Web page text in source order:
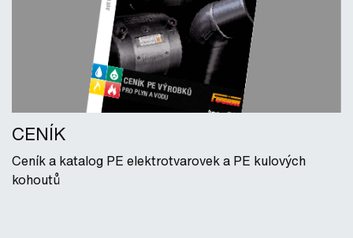
CENÍK
Ceník a katalog PE elektrotvarovek a PE kulových
kohoutů